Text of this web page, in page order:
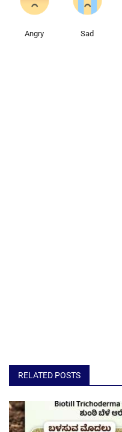
Angry Sad
RELATED POSTS